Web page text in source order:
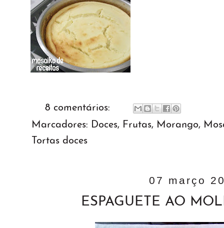
8 comentários:
Marcadores: Doces, Frutas, Morango,
Tortas doces
07 março
ESPAGUETE AO